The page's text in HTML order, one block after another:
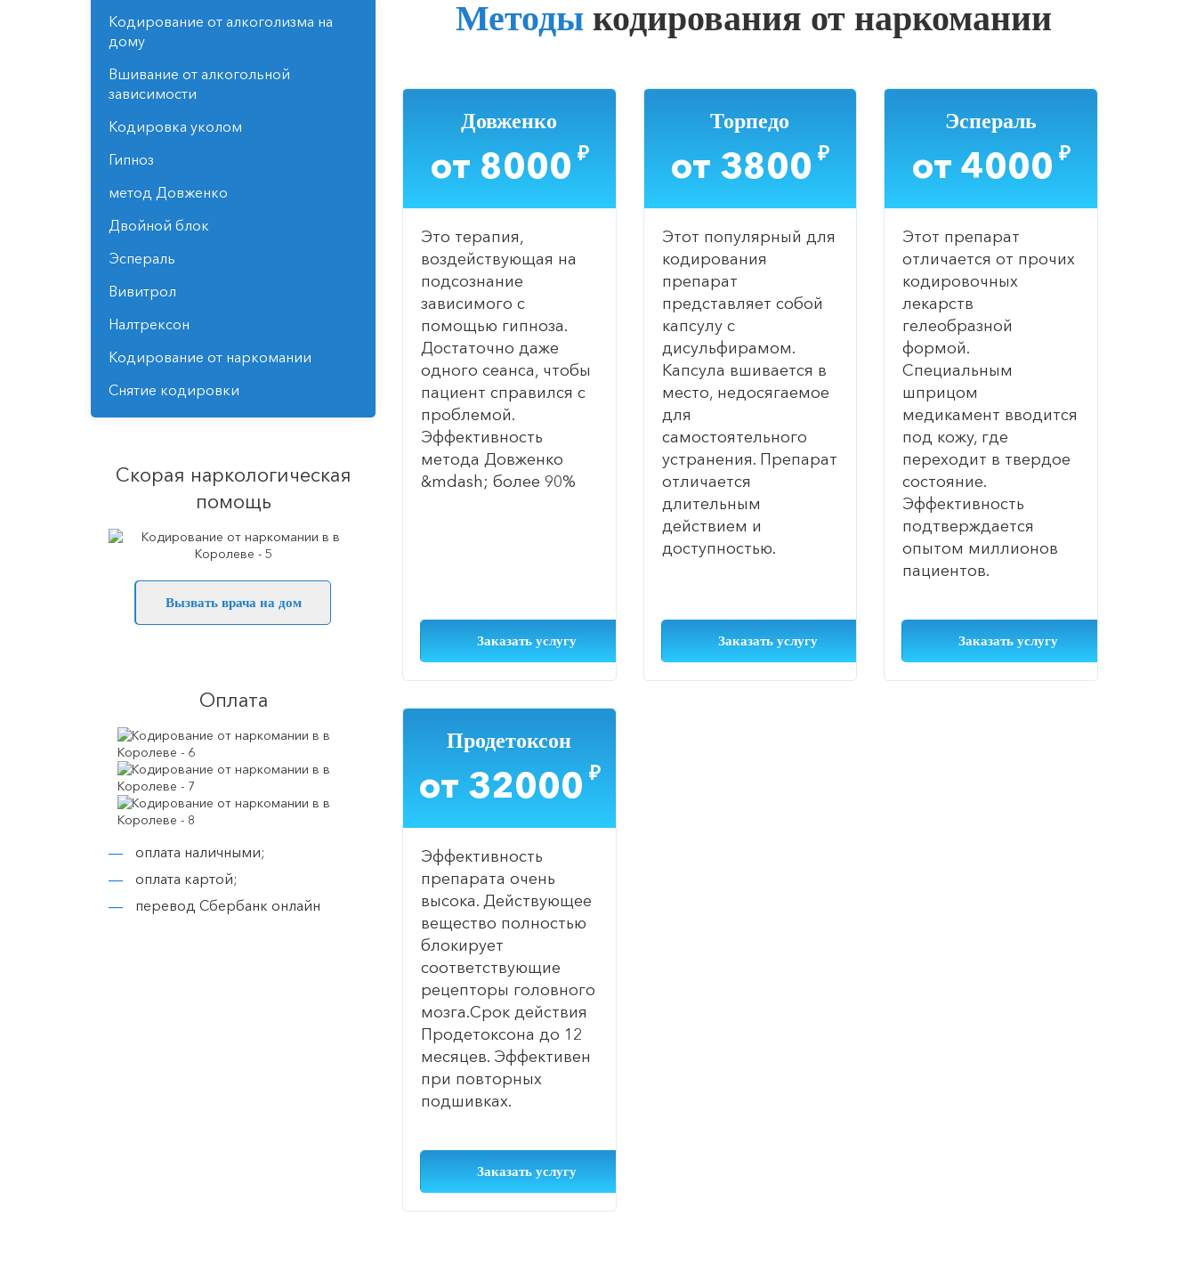
Кодирование от алкоголизма на
дому
Вшивание от алкогольной
зависимости
Кодировка уколом
Гипноз
метод Довженко
Двойной блок
Эспераль
Вивитрол
Налтрексон
Кодирование от наркомании
Снятие кодировки
Скорая наркологическая
помощь
Вызвать врача на дом
Оплата
оплата наличными;
оплата картой;
перевод Сбербанк онлайн
Методы кодирования от наркомании
Довженко
от 8000 ₽
Это терапия,
воздействующая на
подсознание
зависимого с
помощью гипноза.
Достаточно даже
одного сеанса, чтобы
пациент справился с
проблемой.
Эффективность
метода Довженко
&mdash; более 90%
Заказать услугу
Торпедо
от 3800 ₽
Этот популярный для
кодирования
препарат
представляет собой
капсулу с
дисульфирамом.
Капсула вшивается в
место, недосягаемое
для
самостоятельного
устранения. Препарат
отличается
длительным
действием и
доступностью.
Заказать услугу
Эспераль
от 4000 ₽
Этот препарат
отличается от прочих
кодировочных
лекарств
гелеобразной
формой.
Специальным
шприцом
медикамент вводится
под кожу, где
переходит в твердое
состояние.
Эффективность
подтверждается
опытом миллионов
пациентов.
Заказать услугу
Продетоксон
от 32000 ₽
Эффективность
препарата очень
высока. Действующее
вещество полностью
блокирует
соответствующие
рецепторы головного
мозга.Срок действия
Продетоксона до 12
месяцев. Эффективен
при повторных
подшивках.
Заказать услугу